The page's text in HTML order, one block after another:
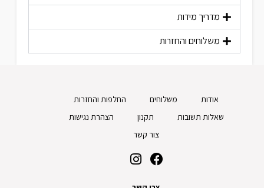
מדריך מידות
משלוחים והחזרות
אודות משלוחים
החלפות והחזרות
שאלות תשובות
תקנון
הצהרת נגישות
צור קשר